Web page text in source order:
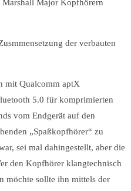
Major Kopfhörern
der verbauten
mit Qualcomm aptX
5.0 für komprimierten
vom Endgerät auf den
„Spaßkopfhörer“ zu
sei mal dahingestellt, aber die
den Kopfhörer klangtechnisch
möchte sollte ihn mittels der